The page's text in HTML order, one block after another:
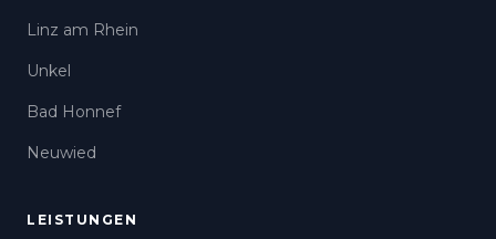
Linz am Rhein
Unkel
Bad Honnef
Neuwied
LEISTUNGEN